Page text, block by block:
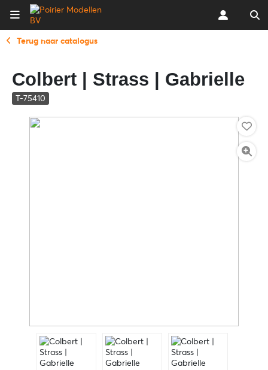
Terug naar catalogus
Colbert | Strass | Gabrielle
T-75410